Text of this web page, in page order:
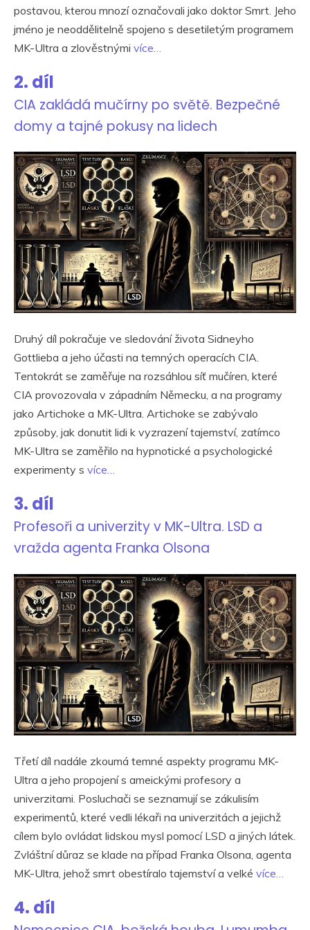
postavou, kterou mnozí označovali jako doktor Smrt. Jeho
jméno je neoddělitelně spojeno s desetiletým programem
MK-Ultra a zlověstnými více…
2. díl
CIA zakládá mučírny po světě. Bezpečné
domy a tajné pokusy na lidech
Druhý díl pokračuje ve sledování života Sidneyho
Gottlieba a jeho účasti na temných operacích CIA.
Tentokrát se zaměřuje na rozsáhlou síť mučíren, které
CIA provozovala v západním Německu, a na programy
jako Artichoke a MK-Ultra. Artichoke se zabývalo
způsoby, jak donutit lidi k vyzrazení tajemství, zatímco
MK-Ultra se zaměřilo na hypnotické a psychologické
experimenty s více…
3. díl
Profesoři a univerzity v MK-Ultra. LSD a
vražda agenta Franka Olsona
Třetí díl nadále zkoumá temné aspekty programu MK-
Ultra a jeho propojení s ameickými profesory a
univerzitami. Posluchači se seznamují se zákulisím
experimentů, které vedli lékaři na univerzitách a jejichž
cílem bylo ovládat lidskou mysl pomocí LSD a jiných látek.
Zvláštní důraz se klade na případ Franka Olsona, agenta
MK-Ultra, jehož smrt obestíralo tajemství a velké více…
4. díl